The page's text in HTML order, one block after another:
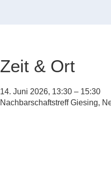
Zeit & Ort
14. Juni 2026, 13:30 – 15:30
Nachbarschaftstreff Giesing,